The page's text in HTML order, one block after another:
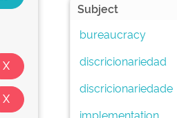
Subject
bureaucracy
discricionariedad
discricionariedade
implementation